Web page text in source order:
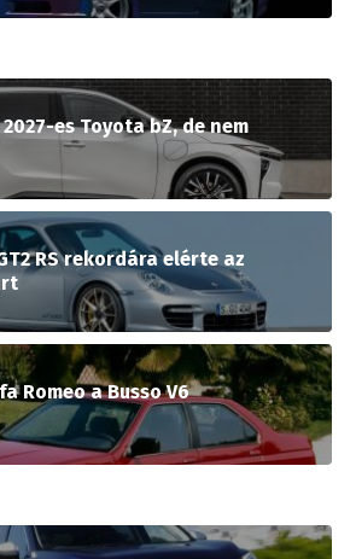
es Toyota bZ, de nem
RS rekordára elérte az
Romeo a Busso V6